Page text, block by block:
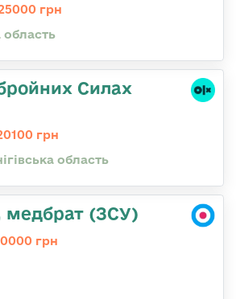
грн
область
Силах
грн
область
медбрат (ЗСУ)
грн